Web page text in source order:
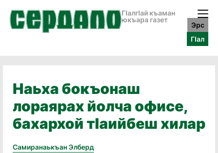
ГӀалгӀай къаман
юкъара газет
Эрс
ГӀал
Наьха бокъонаш
лораярах йолча офисе,
бахархой тIаийбеш хилар
Самиранаькъан Элберд